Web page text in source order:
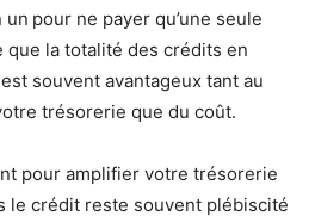
un pour ne payer qu’une seule
que la totalité des crédits en
souvent avantageux tant au
trésorerie que du coût.
pour amplifier votre trésorerie
le crédit reste souvent plébiscité